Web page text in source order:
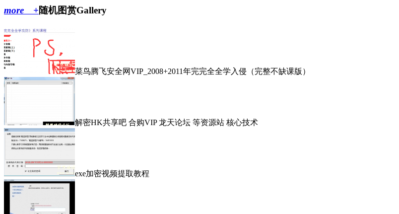
more +随机图赏Gallery
菜鸟腾飞安全网VIP_2008+2011年完完全全学入侵（完整不缺课版）
解密HK共享吧 合购VIP 龙天论坛 等资源站 核心技术
exe加密视频提取教程